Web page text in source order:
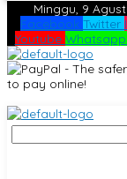
Minggu, 9
Facebook Twitter
Youtube Whatsapp